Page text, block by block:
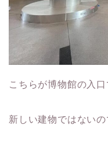
こちらが博物館の入
新しい建物ではないの